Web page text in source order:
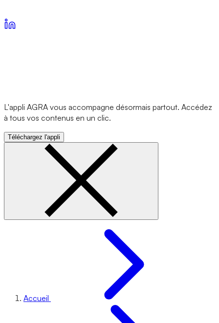
L'appli AGRA vous accompagne désormais partout. Accédez
à tous vos contenus en un clic.
Téléchargez l'appli
Accueil